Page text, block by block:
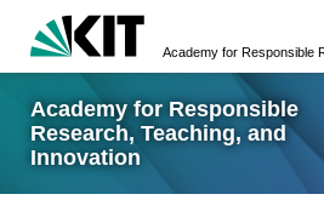
Academy for Responsible
Research, Teaching, and
Innovation